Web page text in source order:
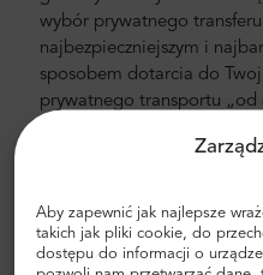
Aby zapewnić jak najlepsze
takich jak pliki cookie, do
dostępu do informacji o
wybór prywatnego
najbezpieczniejszym i
sposobem dotarcia do
prywatnego transportu „od
pominąć nieprzyjemny
drogi.
Transfer na lotnisko i